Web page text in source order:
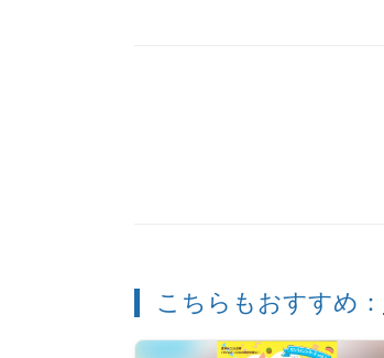
こちらもおすすめ：